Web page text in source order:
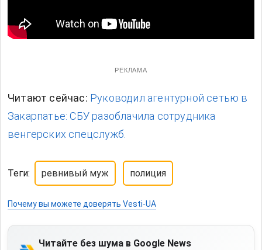
РЕКЛАМА
Читают сейчас: Руководил агентурной сетью в
Закарпатье: СБУ разоблачила сотрудника
венгерских спецслужб.
Теги: ревнивый муж полиция
Почему вы можете доверять Vesti-UA
Читайте без шума в Google News